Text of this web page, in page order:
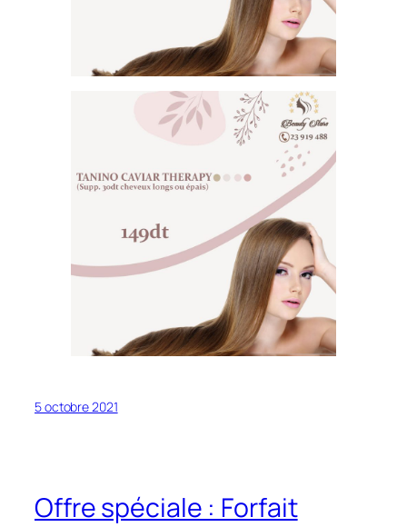
5 octobre 2021
Offre spéciale : Forfait